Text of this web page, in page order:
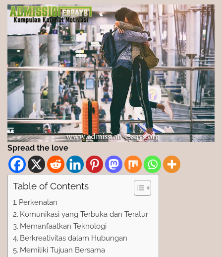
Spread the love
Table of Contents
Perkenalan
Komunikasi yang Terbuka dan Teratur
Memanfaatkan Teknologi
Berkreativitas dalam Hubungan
Memiliki Tujuan Bersama